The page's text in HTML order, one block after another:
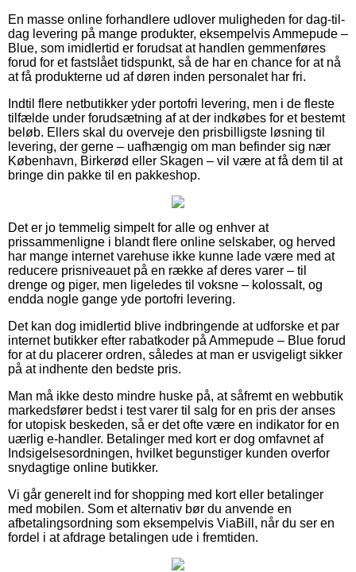
En masse online forhandlere udlover muligheden for dag-til-
dag levering på mange produkter, eksempelvis Ammepude –
Blue, som imidlertid er forudsat at handlen gemmenføres
forud for et fastslået tidspunkt, så de har en chance for at nå
at få produkterne ud af døren inden personalet har fri.
Indtil flere netbutikker yder portofri levering, men i de fleste
tilfælde under forudsætning af at der indkøbes for et bestemt
beløb. Ellers skal du overveje den prisbilligste løsning til
levering, der gerne – uafhængig om man befinder sig nær
København, Birkerød eller Skagen – vil være at få dem til at
bringe din pakke til en pakkeshop.
Det er jo temmelig simpelt for alle og enhver at
prissammenligne i blandt flere online selskaber, og herved
har mange internet varehuse ikke kunne lade være med at
reducere prisniveauet på en række af deres varer – til
drenge og piger, men ligeledes til voksne – kolossalt, og
endda nogle gange yde portofri levering.
Det kan dog imidlertid blive indbringende at udforske et par
internet butikker efter rabatkoder på Ammepude – Blue forud
for at du placerer ordren, således at man er usvigeligt sikker
på at indhente den bedste pris.
Man må ikke desto mindre huske på, at såfremt en webbutik
markedsfører bedst i test varer til salg for en pris der anses
for utopisk beskeden, så er det ofte være en indikator for en
uærlig e-handler. Betalinger med kort er dog omfavnet af
Indsigelsesordningen, hvilket begunstiger kunden overfor
snydagtige online butikker.
Vi går generelt ind for shopping med kort eller betalinger
med mobilen. Som et alternativ bør du anvende en
afbetalingsordning som eksempelvis ViaBill, når du ser en
fordel i at afdrage betalingen ude i fremtiden.